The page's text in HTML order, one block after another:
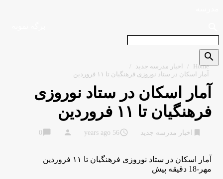
Home اخبار مدرسه جدید
آمار اسکان در ستاد نوروزی فرهنگیان تا ۱۱ فروردین
آمار اسکان در ستاد نوروزی
فرهنگیان تا ۱۱ فروردین
اخبار مدرسه جدید access_time
56 years ago
person
chat_bubble
آمار اسکان در ستاد نوروزی فرهنگیان تا ۱۱ فروردین
مهر-18 دقیقه پیش
search